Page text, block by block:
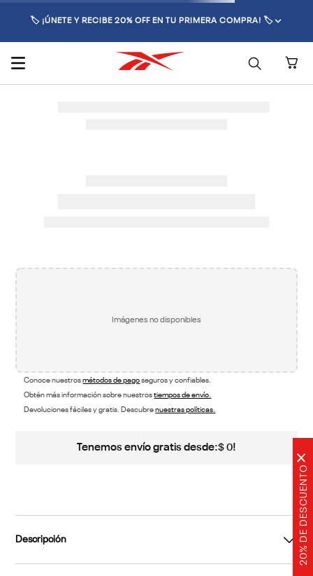
20% DE DESCUENTO
×
🏷️ ¡ÚNETE Y RECIBE 20% OFF EN TU PRIMERA COMPRA! 🏷️
Imágenes no disponibles
Conoce nuestrosmétodos de pagoseguros y confiables.
Obtén más información sobre nuestrostiempos de envío.
Devoluciones fáciles y gratis. Descubrenuestras políticas.
Tenemos envío gratis desde:$ 0!
Descripción